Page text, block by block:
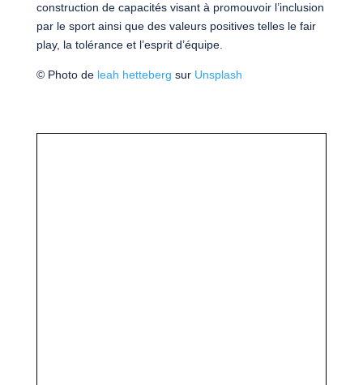
construction de capacités visant à promouvoir l’inclusion
par le sport ainsi que des valeurs positives telles le fair
play, la tolérance et l’esprit d’équipe.
© Photo de leah hetteberg sur Unsplash